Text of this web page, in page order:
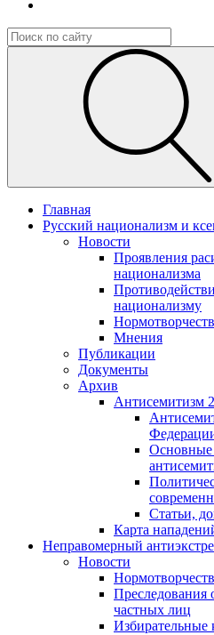
Главная
Русский национализм и
Новости
Проявления
национализма
национализму
Мнения
Публикации
Документы
Архив
Антисемитизм
Основные
Статьи,
Карта
Неправомерный
Новости
частных лиц
Избирательные